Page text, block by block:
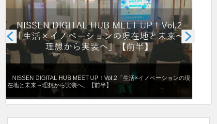
NISSEN DIGITAL HUB MEET UP！Vol.2「生活×イノベーションの現
在地と未来～理想から実装へ」【前半】